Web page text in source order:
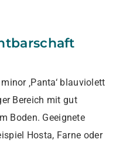
‚Panta‘ blauviolett
Bereich mit gut
Boden. Geeignete
Hosta, Farne oder